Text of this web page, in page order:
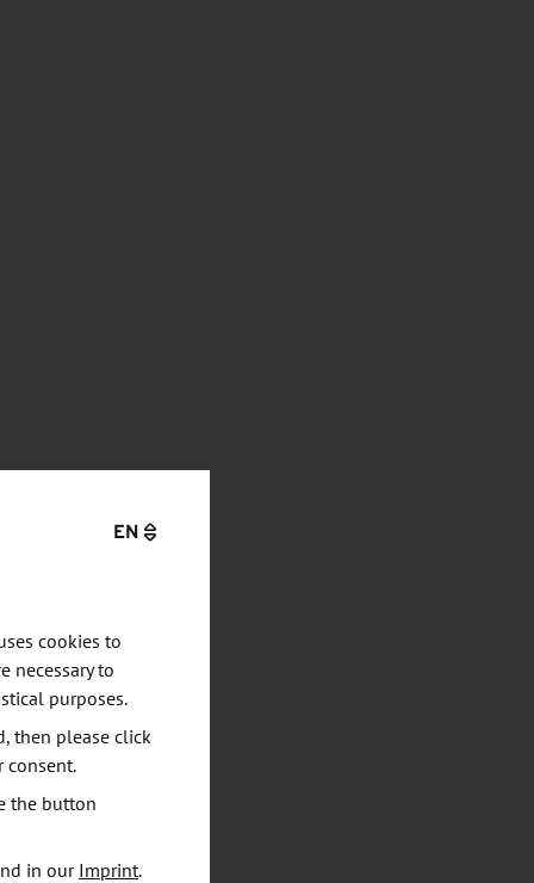
EN
cookies to
necessary to
purposes.
then please click
consent.
the button
in our Imprint.